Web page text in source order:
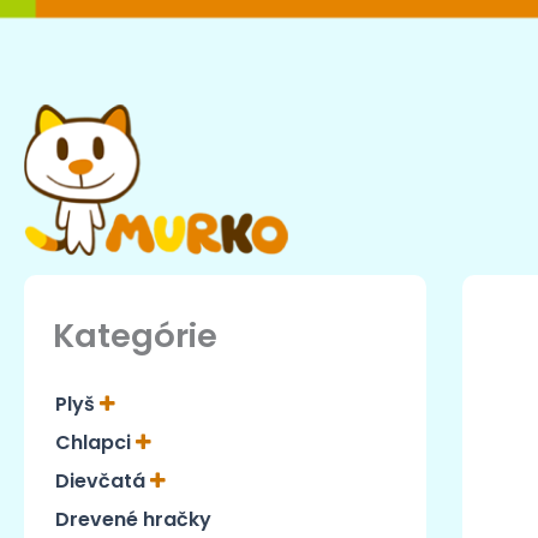
Preskočiť
Kategórie
Plyš
Chlapci
Dievčatá
Drevené hračky